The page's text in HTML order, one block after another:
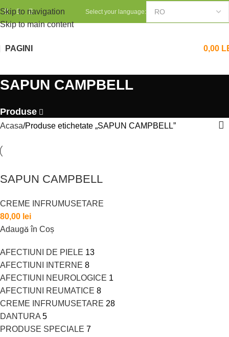
Skip to navigation
Skip to main content
Select your language:
PAGINI 0,00
SAPUN CAMPBELL
Produse
AFECTIUNI DE PIELE 13
AFECTIUNI INTERNE 8
AFECTIUNI NEUROLOGICE 1
AFECTIUNI REUMATICE 8
CREME INFRUMUSETARE 28
DANTURA 5
PRODUSE SPECIALE 7
Acasa Produse etichetate „SAPUN CAMPBELL”
SAPUN CAMPBELL
CREME INFRUMUSETARE
80,00 lei
Adaugă în Coș